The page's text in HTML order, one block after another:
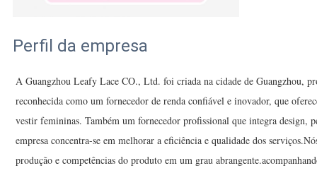
Perfil da empresa
A Guangzhou Leafy Lace CO., Ltd. foi criada na cidade de Guangzhou,
reconhecida como um fornecedor de renda confiável e inovador, que
vestir femininas. Também um fornecedor profissional que integra design,
empresa concentra-se em melhorar a eficiência e qualidade dos
produção e competências do produto em um grau